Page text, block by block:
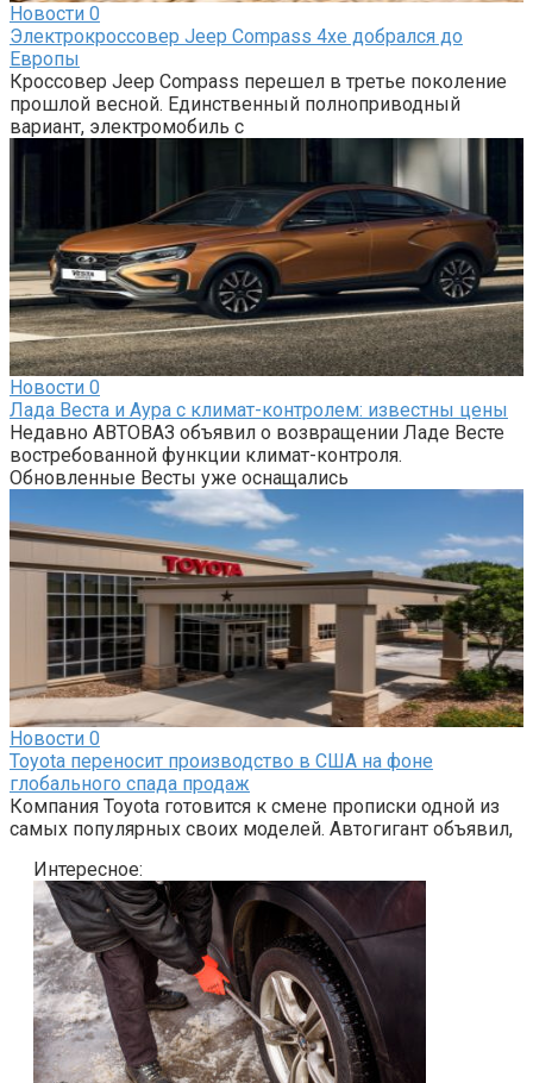
Новости 0
Электрокроссовер Jeep Compass 4xe добрался до
Европы
Кроссовер Jeep Compass перешел в третье поколение
прошлой весной. Единственный полноприводный
вариант, электромобиль с
Новости 0
Лада Веста и Аура с климат-контролем: известны цены
Недавно АВТОВАЗ объявил о возвращении Ладе Весте
востребованной функции климат-контроля.
Обновленные Весты уже оснащались
Новости 0
Toyota переносит производство в США на фоне
глобального спада продаж
Компания Toyota готовится к смене прописки одной из
самых популярных своих моделей. Автогигант объявил,
Интересное: